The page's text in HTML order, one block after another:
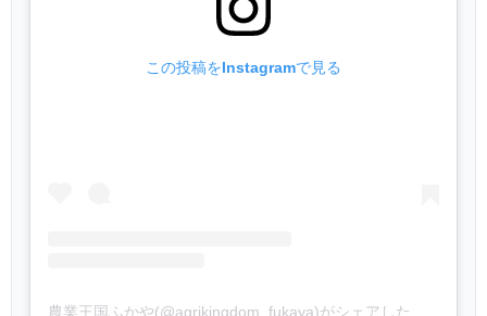
この投稿をInstagramで見る